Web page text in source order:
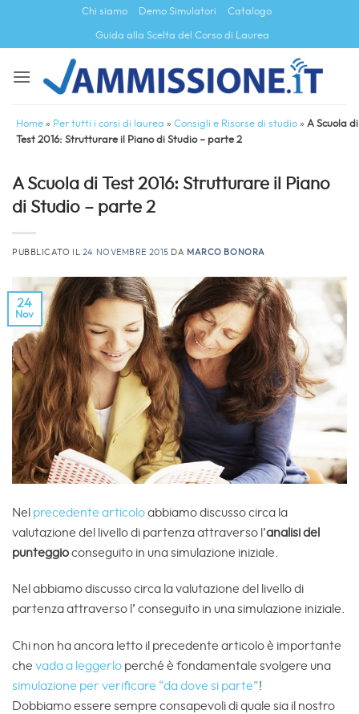
contenuti
Chi siamo Demo Simulatori Catalogo
Guida alla Scelta del Corso di Laurea
Home » Per tutti i corsi di laurea » Consigli e Risorse di studio » A Scuola di
Test 2016: Strutturare il Piano di Studio – parte 2
A Scuola di Test 2016: Strutturare il Piano
di Studio – parte 2
PUBBLICATO IL 24 NOVEMBRE 2015 DA MARCO BONORA
24
Nov
Nel precedente articoloabbiamo discusso circa la
valutazione del livello di partenza attraverso l’analisi del
punteggioconseguito in una simulazione iniziale.
Nel abbiamo discusso circa la valutazione del livello di
partenza attraverso l’ conseguito in una simulazione iniziale.
Chi non ha ancora letto il precedente articolo è importante
che vada a leggerlo perché è fondamentale svolgere una
simulazione per verificare “da dove si parte”!
Dobbiamo essere sempre consapevoli di quale sia il nostro